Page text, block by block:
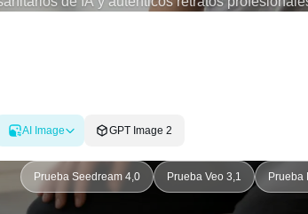
y detalles sanitarios realistas. Ya sea que
confiable de LinkedIn o una foto de
AI Image GPT Image 2
Prueba Seedream 4,0 Prueba Veo 3,1 Prueba